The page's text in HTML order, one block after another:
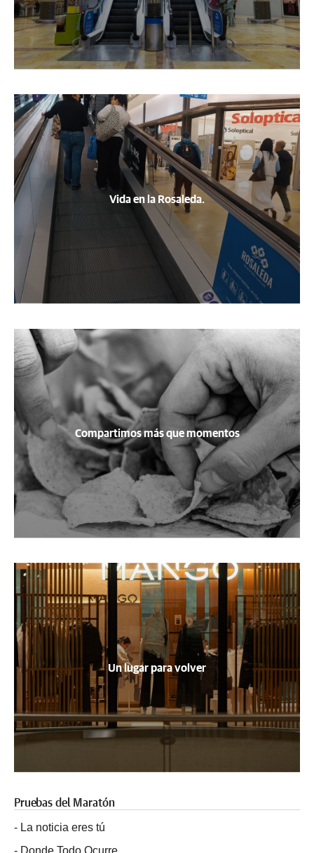
Vida en la Rosaleda.
Compartimos más que momentos
Un lugar para volver
Pruebas del Maratón
- La noticia eres tú
- Donde Todo Ocurre